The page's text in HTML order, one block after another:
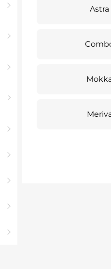
Astra